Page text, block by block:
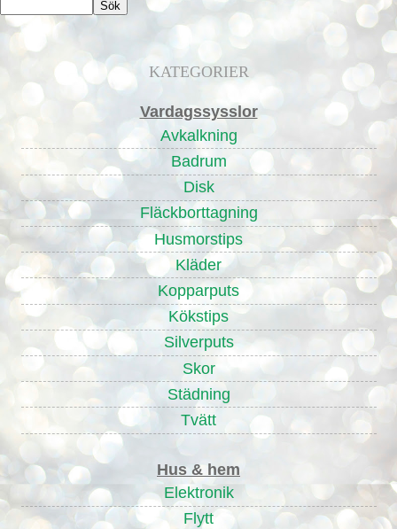
KATEGORIER
Vardagssysslor
Avkalkning
Badrum
Disk
Fläckborttagning
Husmorstips
Kläder
Kopparputs
Kökstips
Silverputs
Skor
Städning
Tvätt
Hus & hem
Elektronik
Flytt